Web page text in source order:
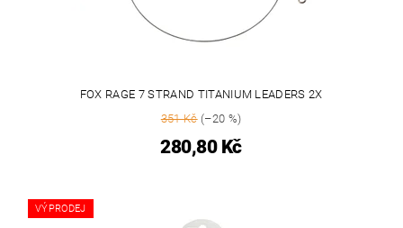
FOX RAGE 7 STRAND TITANIUM LEADERS 2X
351 Kč(–20 %)
280,80 Kč
VÝPRODEJ